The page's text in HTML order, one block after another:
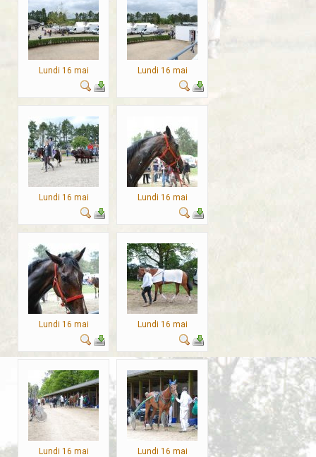
Lundi 16 mai Lundi 16 mai
Lundi 16 mai Lundi 16 mai
Lundi 16 mai Lundi 16 mai
Lundi 16 mai Lundi 16 mai